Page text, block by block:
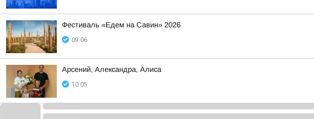
Фестиваль «Едем на Савин» 2026
09:06
Арсений, Александра, Алиса
10:05